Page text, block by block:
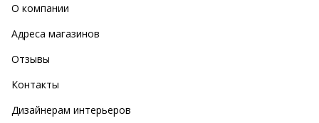
О компании
Адреса магазинов
Отзывы
Контакты
Дизайнерам интерьеров